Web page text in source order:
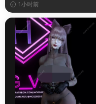
1小时前